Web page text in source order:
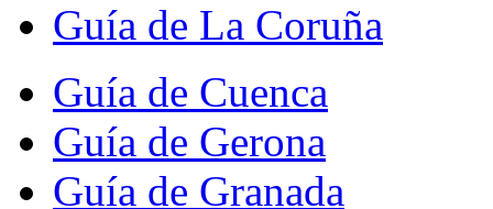
Guía de La Coruña
Guía de Cuenca
Guía de Gerona
Guía de Granada